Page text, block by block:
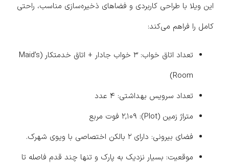
این ویلا با طراحی کاربردی و فضاهای ذخیره‌سازی مناسب، راحتی
کامل را فراهم می‌کند:
تعداد اتاق خواب: ۳ خواب جادار + اتاق خدمتکار (Maid’s
Room)
تعداد سرویس بهداشتی: ۴ عدد
متراژ زمین (Plot): ۲,۱۰۹ فوت مربع
فضای بیرونی: دارای ۲ بالکن اختصاصی با ویوی شهرک.
موقعیت: بسیار نزدیک به پارک و تنها چند قدم فاصله تا